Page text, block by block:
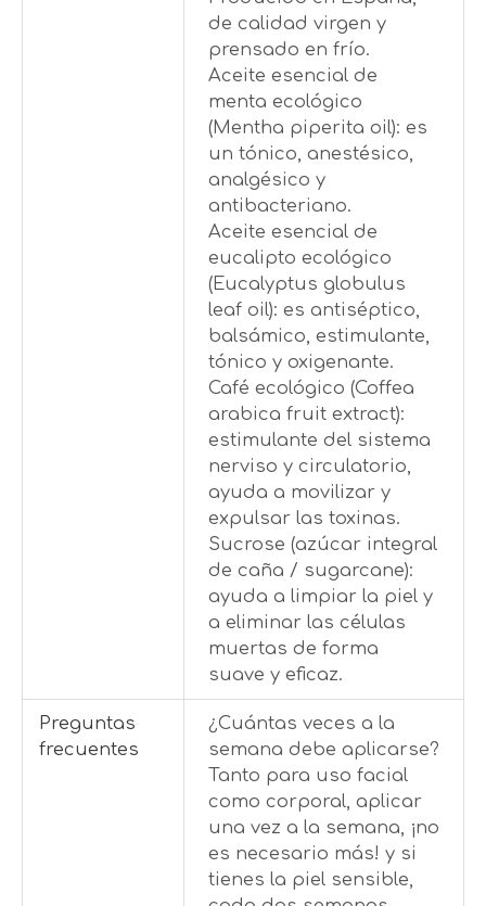
de calidad virgen y
prensado en frío.
Aceite esencial de
menta ecológico
(Mentha piperita oil): es
un tónico, anestésico,
analgésico y
antibacteriano.
Aceite esencial de
eucalipto ecológico
(Eucalyptus globulus
leaf oil): es antiséptico,
balsámico, estimulante,
tónico y oxigenante.
Café ecológico (Coffea
arabica fruit extract):
estimulante del sistema
nerviso y circulatorio,
ayuda a movilizar y
expulsar las toxinas.
Sucrose (azúcar integral
de caña / sugarcane):
ayuda a limpiar la piel y
a eliminar las células
muertas de forma
suave y eficaz.
Preguntas
frecuentes
¿Cuántas veces a la
semana debe aplicarse?
Tanto para uso facial
como corporal, aplicar
una vez a la semana, ¡no
es necesario más! y si
tienes la piel sensible,